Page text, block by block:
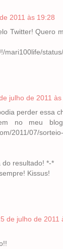
2011 às 19:28
Twitter! Quero
mari100life/
julho de 2011
perder essa
no meu blog
2011/07/
do resultado! *-*
Kissus!
de julho de 2011